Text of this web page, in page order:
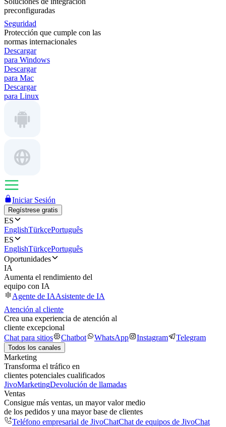
preconfiguradas
Seguridad
Protección que cumple con las
normas internacionales
Descargar
para Windows
Descargar
para Mac
Descargar
para Linux
Iniciar Sesión
Regístrese gratis
ES
EnglishTürkçePortuguês
ES
EnglishTürkçePortuguês
Oportunidades
IA
Aumenta el rendimiento del
equipo con IA
Agente de IAAsistente de IA
Atención al cliente
Crea una experiencia de atención al
cliente excepcional
Chat para sitios
Chatbot WhatsApp Instagram Telegram
Todos los canales
Marketing
Transforma el tráfico en
clientes potenciales cualificados
JivoMarketingDevolución de llamadas
Ventas
Consigue más ventas, un mayor valor medio
de los pedidos y una mayor base de clientes
Teléfono empresarial de JivoChatChat de equipos de JivoChat